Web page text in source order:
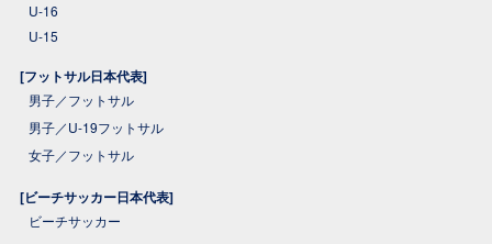
U-16
U-15
[フットサル日本代表]
男子／フットサル
男子／U-19フットサル
女子／フットサル
[ビーチサッカー日本代表]
ビーチサッカー